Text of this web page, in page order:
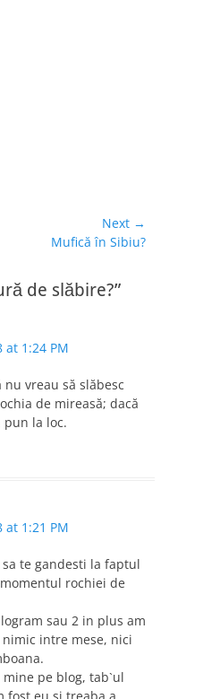
Next →
Mufică în Sibiu?
de slăbire?”
at 1:24 PM
vreau să slăbesc
de mireasă; dacă
pun la loc.
at 1:21 PM
te gandesti la faptul
rochiei de
sau 2 in plus am
intre mese, nici
pe blog, tab`ul